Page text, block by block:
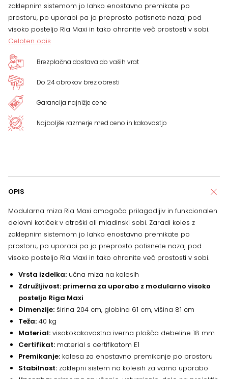
zaklepnim sistemom jo lahko enostavno premikate po
prostoru, po uporabi pa jo preprosto potisnete nazaj pod
visoko posteljo Ria Maxi in tako ohranite več prostosti v sobi.
Celoten opis
Brezplačna dostava do vaših vrat
Do 24 obrokov brez obresti
Garancija najnižje cene
Najboljše razmerje med ceno in kakovostjo
OPIS
Modularna miza Ria Maxi omogoča prilagodljiv in funkcionalen
delovni kotiček v otroški ali mladinski sobi. Zaradi koles z
zaklepnim sistemom jo lahko enostavno premikate po
prostoru, po uporabi pa jo preprosto potisnete nazaj pod
visoko posteljo Ria Maxi in tako ohranite več prostosti v sobi.
Vrsta izdelka: učna miza na kolesih
Združljivost: primerna za uporabo z modularno visoko
posteljo Riga Maxi
Dimenzije: širina 204 cm, globina 61 cm, višina 81 cm
Teža: 40 kg
Material: visokokakovostna iverna plošča debeline 18 mm
Certifikat: material s certifikatom E1
Premikanje: kolesa za enostavno premikanje po prostoru
Stabilnost: zaklepni sistem na kolesih za varno uporabo